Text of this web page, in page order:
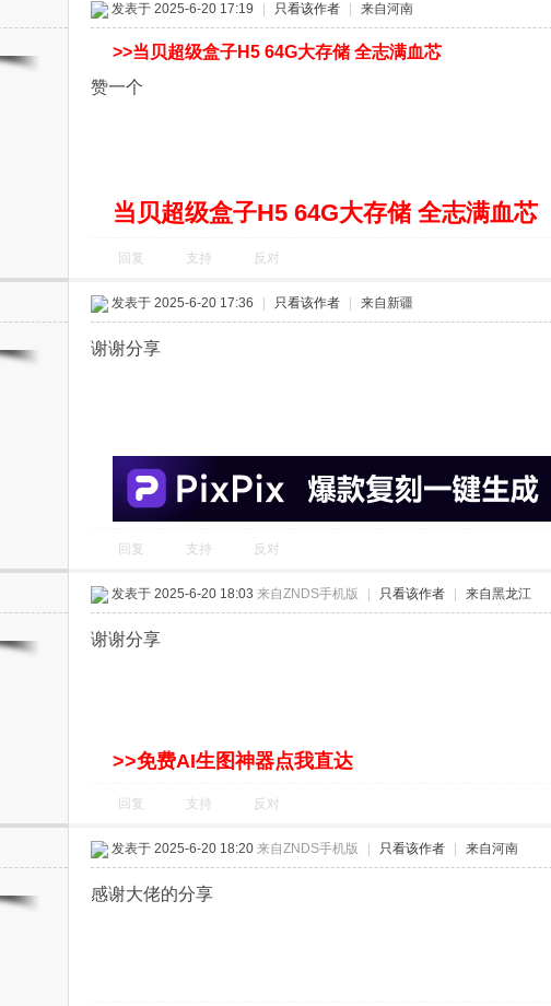
发表于 2025-6-20 17:19 只看该作者 来自河南
>>当贝超级盒子H5 64G大存储 全志满血芯
赞一个
当贝超级盒子H5 64G大存储 全志满血芯
回复 支持 反对
发表于 2025-6-20 17:36 只看该作者 来自新疆
谢谢分享
回复 支持 反对
发表于 2025-6-20 18:03 来自ZNDS手机版 只看该作者 来自黑龙江
谢谢分享
>>免费AI生图神器点我直达
回复 支持 反对
发表于 2025-6-20 18:20 来自ZNDS手机版 只看该作者 来自河南
感谢大佬的分享